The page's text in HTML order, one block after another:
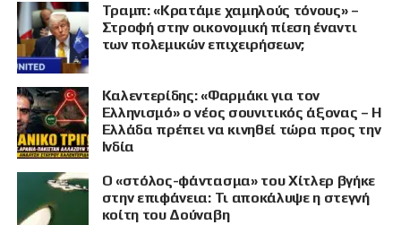
Τραμπ: «Κρατάμε χαμηλούς τόνους» –
Στροφή στην οικονομική πίεση έναντι
των πολεμικών επιχειρήσεων;
Καλεντερίδης: «Φαρμάκι για τον
Ελληνισμό» ο νέος σουνιτικός άξονας – Η
Ελλάδα πρέπει να κινηθεί τώρα προς την
Ινδία
Ο «στόλος-φάντασμα» του Χίτλερ βγήκε
στην επιφάνεια: Τι αποκάλυψε η στεγνή
κοίτη του Δούναβη